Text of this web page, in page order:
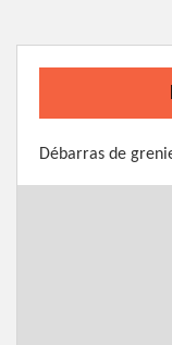
Débarras de